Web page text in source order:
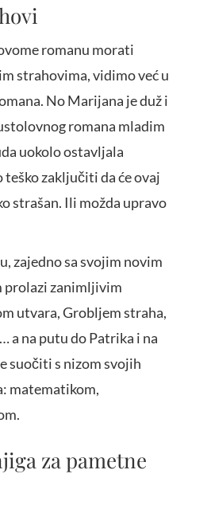
romanu morati
strahovima, vidimo već u
No Marijana je duž i
romana mladim
uokolo ostavljala
zaključiti da će ovaj
strašan. Ili možda upravo
zajedno sa svojim novim
prolazi zanimljivim
utvara, Grobljem straha,
a na putu do Patrika i na
suočiti s nizom svojih
matematikom,
za pametne